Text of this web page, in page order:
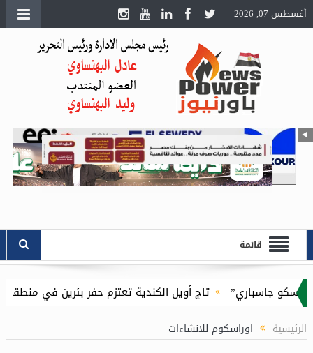
أغسطس 07, 2026
قائمة
جاسباري”
تاج أويل الكندية تعتزم حفر بئرين في منطقة بدر بالصحراء
5.5 مليار جنيه
الرئيسية اوراسكوم للانشاءات